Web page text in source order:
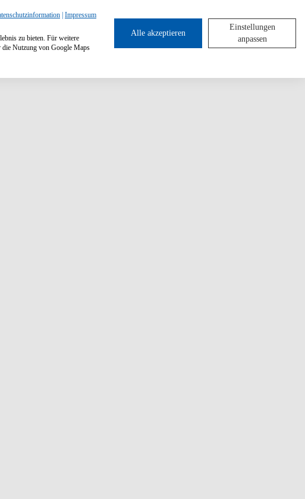
Impressum
zu bieten. Für weitere
Nutzung von Google Maps
Alle akzeptieren
Einstellungen
anpassen